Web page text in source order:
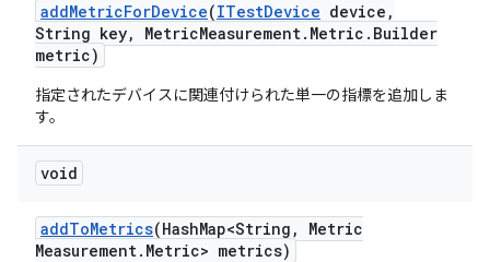
addMetricForDevice(ITestDevice device ,
String key, MetricMeasurement. Metric . Builder
metric)
指定されたデバイスに関連付けられた単一の指標を追加しま
す。
void
addToMetrics(HashMap<String ,
Metric
Measurement. Metric> metrics)